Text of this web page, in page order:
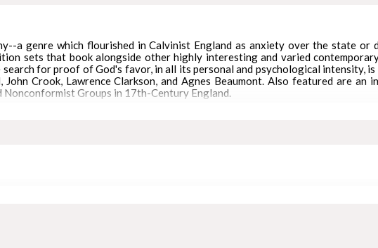
a genre which flourished in Calvinist England as anxiety over the state or
sets that book alongside other highly interesting and varied
for proof of God's favor, in all its personal and psychological intensity,
Crook, Lawrence Clarkson, and Agnes Beaumont. Also featured are an
Nonconformist Groups in 17th-Century England.